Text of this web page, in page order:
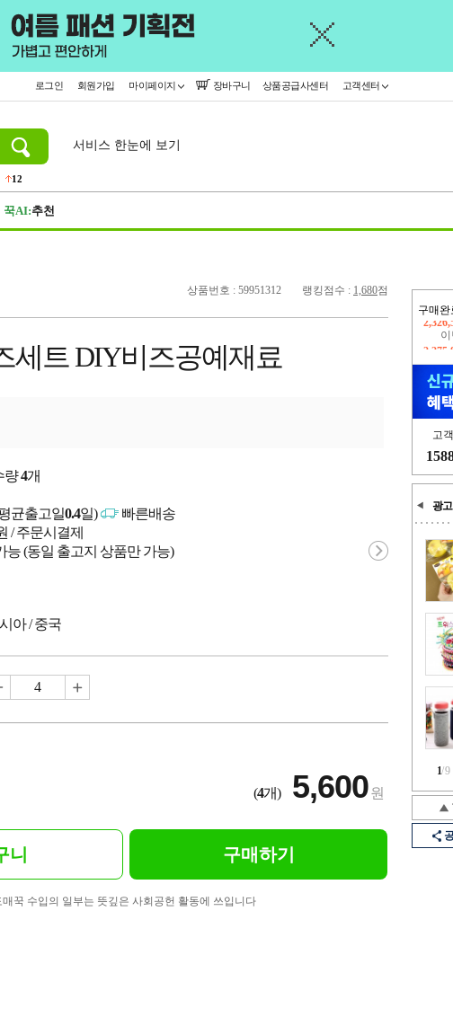
로그인 회원가입 마이페이지 장바구니 상품공급사센터 고객센터
12
서비스 한눈에 보기
꾹AI:추천
구매완
고
광고
1/9
상품번호 : 59951312 랭킹점수 : 1,680점
세트 DIY비즈공예재료
량4개
균출고일0.4일)
빠른배송
/ 주문시결제
능 (동일 출고지 상품만 가능)
아 / 중국
(4개) 5,600원
니 구매하기
매꾹 수입의 일부는 뜻깊은 사회공헌 활동에 쓰입니다